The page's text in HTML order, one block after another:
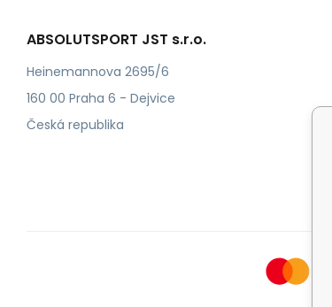
ABSOLUTSPORT JST s.r.o.
Heinemannova 2695/6
160 00 Praha 6 - Dejvice
Česká republika